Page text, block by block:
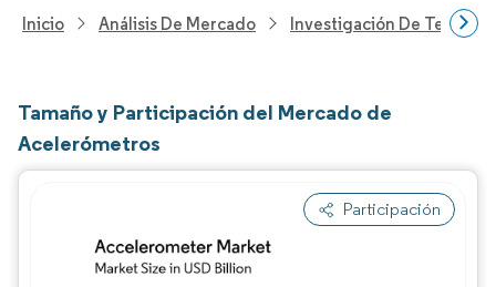
Inicio Análisis De Mercado Investigación De
Tamaño y Participación del Mercado de
Acelerómetros
Participación